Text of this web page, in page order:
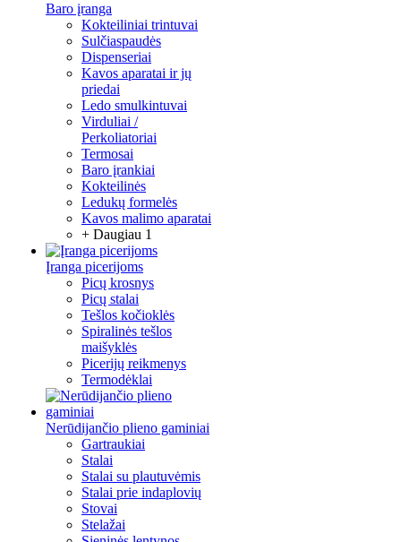
Baro įranga
Kokteiliniai trintuvai
Sulčiaspaudės
Dispenseriai
Kavos aparatai ir jų
priedai
Ledo smulkintuvai
Virduliai /
Perkoliatoriai
Termosai
Baro įrankiai
Kokteilinės
Ledukų formelės
Kavos malimo aparatai
+ Daugiau 1
Įranga picerijoms
Picų krosnys
Picų stalai
Tešlos kočioklės
Spiralinės tešlos
maišyklės
Picerijų reikmenys
Termodėklai
Nerūdijančio plieno gaminiai
Gartraukiai
Stalai
Stalai su plautuvėmis
Stalai prie indaplovių
Stovai
Stelažai